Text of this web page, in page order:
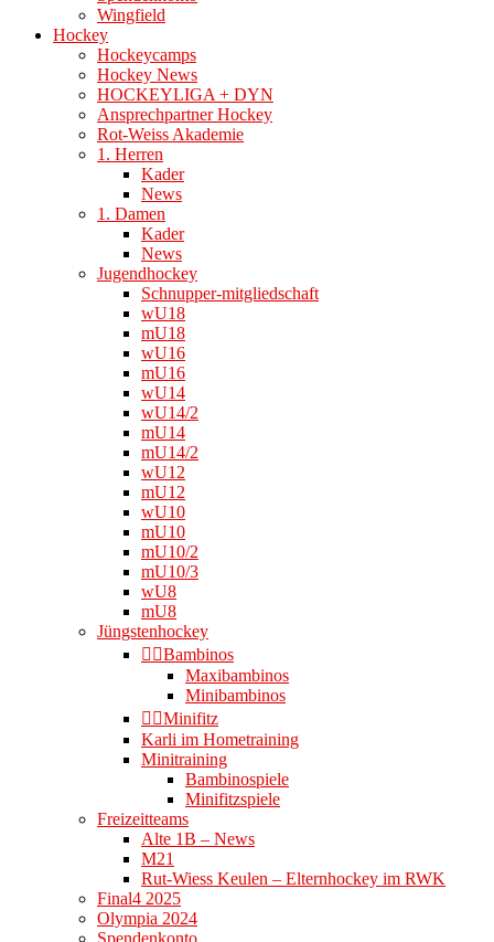
Wingfield
Hockey
Hockeycamps
Hockey News
HOCKEYLIGA + DYN
Ansprechpartner Hockey
Rot-Weiss Akademie
1. Herren
Kader
News
1. Damen
Kader
News
Jugendhockey
Schnupper-mitgliedschaft
wU18
mU18
wU16
mU16
wU14
wU14/2
mU14
mU14/2
wU12
mU12
wU10
mU10
mU10/2
mU10/3
wU8
mU8
Jüngstenhockey
👉🏻Bambinos
Maxibambinos
Minibambinos
👉🏻Minifitz
Karli im Hometraining
Minitraining
Bambinospiele
Minifitzspiele
Freizeitteams
Alte 1B – News
M21
Rut-Wiess Keulen – Elternhockey im RWK
Final4 2025
Olympia 2024